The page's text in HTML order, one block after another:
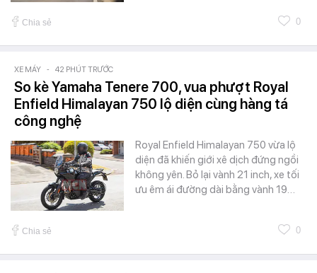
Chia sẻ 0
XE MÁY - 42 PHÚT TRƯỚC
So kè Yamaha Tenere 700, vua phượt Royal
Enfield Himalayan 750 lộ diện cùng hàng tá
công nghệ
Royal Enfield Himalayan 750 vừa lộ
diện đã khiến giới xê dịch đứng ngồi
không yên. Bỏ lại vành 21 inch, xe tối
ưu êm ái đường dài bằng vành 19…
Chia sẻ 0